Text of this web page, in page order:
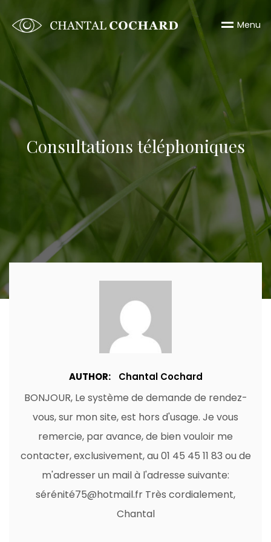
Menu
Consultations téléphoniques
AUTHOR: Chantal Cochard
BONJOUR, Le système de demande de rendez-
vous, sur mon site, est hors d'usage. Je vous
remercie, par avance, de bien vouloir me
contacter, exclusivement, au 01 45 45 11 83 ou de
m'adresser un mail à l'adresse suivante:
sérénité75@hotmail.fr Très cordialement,
Chantal